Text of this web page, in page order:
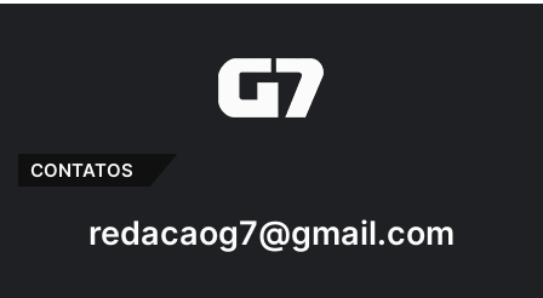
CONTATOS
redacaog7@gmail.com